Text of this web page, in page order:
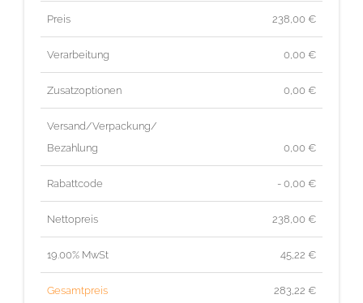
Preis 238,00 €
Verarbeitung 0,00 €
Zusatzoptionen 0,00 €
Versand/Verpackung/
Bezahlung
0,00 €
Rabattcode - 0,00 €
Nettopreis 238,00 €
19.00% MwSt 45,22 €
Gesamtpreis 283,22 €